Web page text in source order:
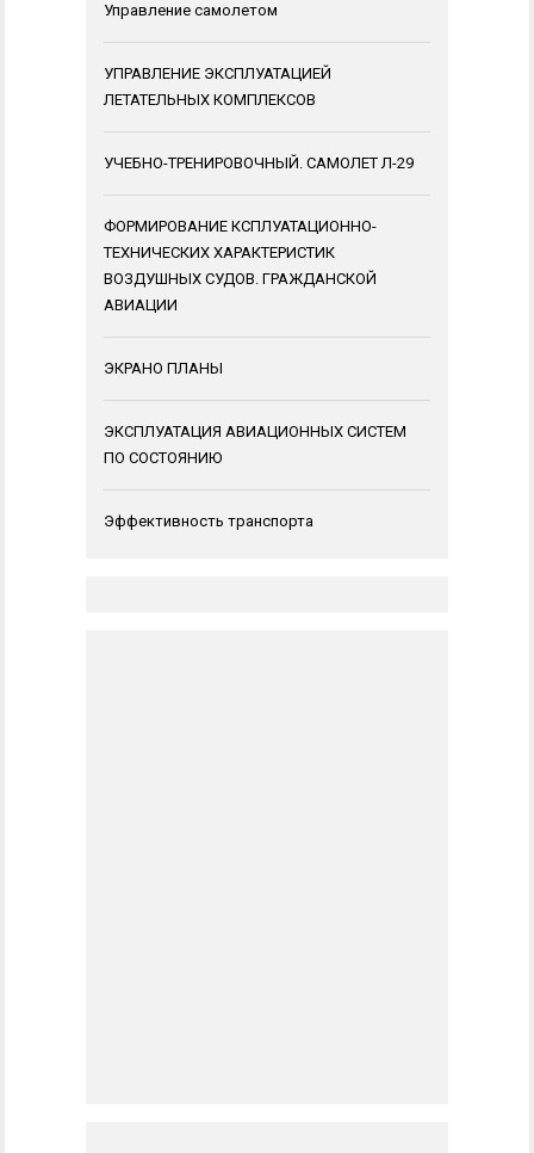
Управление самолетом
УПРАВЛЕНИЕ ЭКСПЛУАТАЦИЕЙ
ЛЕТАТЕЛЬНЫХ КОМПЛЕКСОВ
УЧЕБНО-ТРЕНИРОВОЧНЫЙ. САМОЛЕТ Л-29
ФОРМИРОВАНИЕ КСПЛУАТАЦИОННО-
ТЕХНИЧЕСКИХ ХАРАКТЕРИСТИК
ВОЗДУШНЫХ СУДОВ. ГРАЖДАНСКОЙ
АВИАЦИИ
ЭКРАНО ПЛАНЫ
ЭКСПЛУАТАЦИЯ АВИАЦИОННЫХ СИСТЕМ
ПО СОСТОЯНИЮ
Эффективность транспорта